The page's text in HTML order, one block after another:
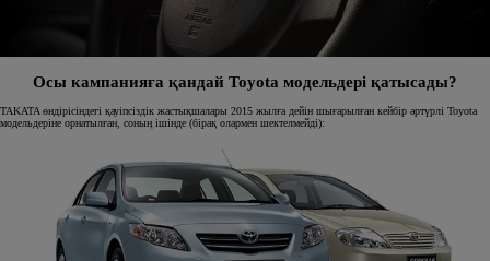
Осы кампанияға қандай Toyota модельдері қатысады?
TAKATA өндірісіндегі қауіпсіздік жастықшалары 2015 жылға дейін шығарылған кейбір әртүрлі Toyota
модельдеріне орнатылған, соның ішінде (бірақ олармен шектелмейді):